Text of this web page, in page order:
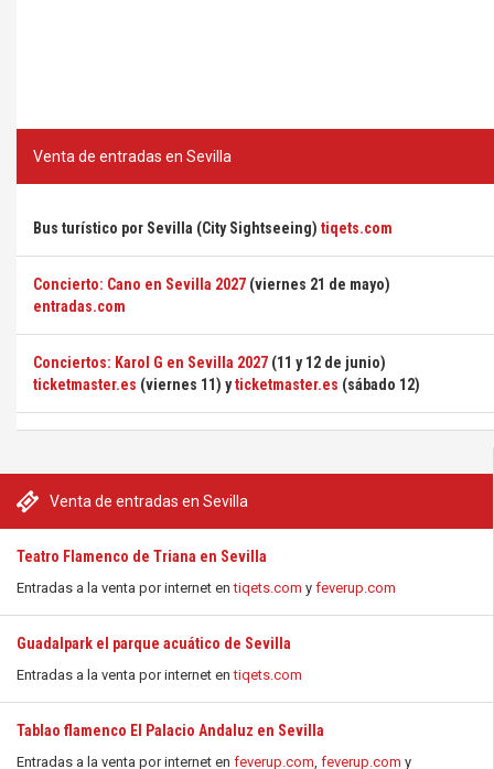
Venta de entradas en Sevilla
Teatro Flamenco de Triana en Sevilla
Entradas a la venta por internet entiqets.com y feverup.com
Guadalpark el parque acuático de Sevilla
Entradas a la venta por internet entiqets.com
Tablao flamenco El Palacio Andaluz en Sevilla
Entradas a la venta por internet en feverup.com, feverup.com y
Venta de entradas en Sevilla
Bus turístico por Sevilla (City Sightseeing) tiqets.com
Concierto: Cano en Sevilla 2027 (viernes 21 de mayo)
entradas.com
Conciertos: Karol G en Sevilla 2027 (11 y 12 de junio)
ticketmaster.es (viernes 11) yticketmaster.es (sábado 12)